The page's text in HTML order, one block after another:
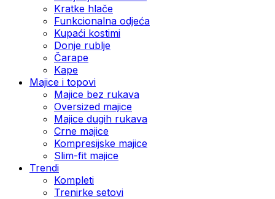
Kratke hlače
Funkcionalna odjeća
Kupaći kostimi
Donje rublje
Čarape
Kape
Majice i topovi
Majice bez rukava
Oversized majice
Majice dugih rukava
Crne majice
Kompresijske majice
Slim-fit majice
Trendi
Kompleti
Trenirke setovi